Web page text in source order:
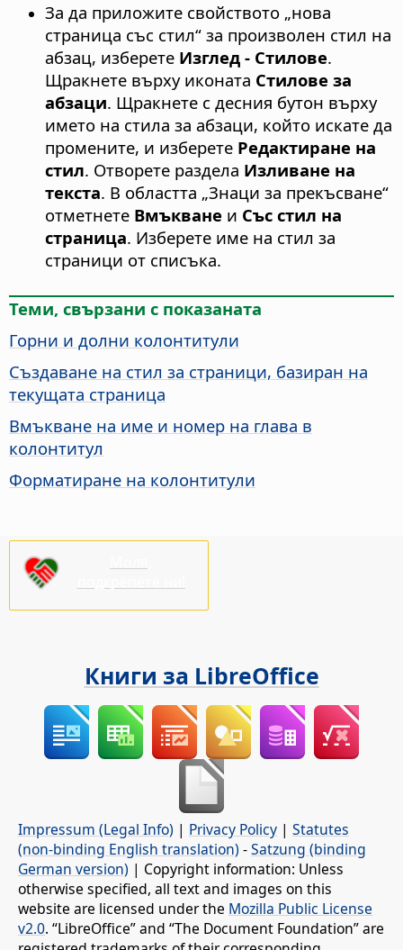
За да приложите свойството „нова
страница със стил“ за произволен стил на
абзац, изберете Изглед - Стилове.
Щракнете върху иконата Стилове за
абзаци. Щракнете с десния бутон върху
името на стила за абзаци, който искате да
промените, и изберете Редактиране на
стил. Отворете раздела Изливане на
текста. В областта „Знаци за прекъсване“
отметнете Вмъкване и Със стил на
страница. Изберете име на стил за
страници от списъка.
Теми, свързани с показаната
Горни и долни колонтитули
Създаване на стил за страници, базиран на
текущата страница
Вмъкване на име и номер на глава в
колонтитул
Форматиране на колонтитули
Книги за LibreOffice
Impressum (Legal Info) | Privacy Policy | Statutes
(non-binding English translation) -Satzung (binding
German version) | Copyright information: Unless
otherwise specified, all text and images on this
website are licensed under the Mozilla Public License
v2.0. “LibreOffice” and “The Document Foundation” are